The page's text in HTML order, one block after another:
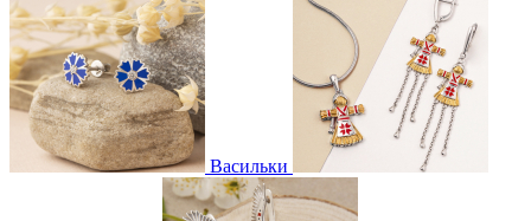
Васильки